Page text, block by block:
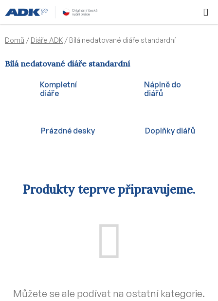
na
obsah
KOŠÍK
Domů / Diáře ADK / Bílá nedatované diáře standardní
Bílá nedatované diáře standardní
Kompletní
diáře
Náplně do
diářů
Prázdné desky Doplňky diářů
Produkty teprve připravujeme.
Můžete se ale podívat na ostatní kategorie.